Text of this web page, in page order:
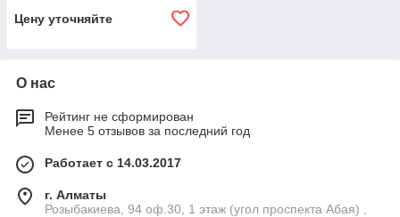
Цену уточняйте
О нас
Рейтинг не сформирован
Менее 5 отзывов за последний год
Работает с 14.03.2017
г. Алматы
Розыбакиева, 94 оф.30, 1 этаж (угол проспекта Абая) ,